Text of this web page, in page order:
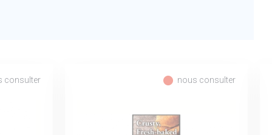
consulter fiber_manual_record nous consulter